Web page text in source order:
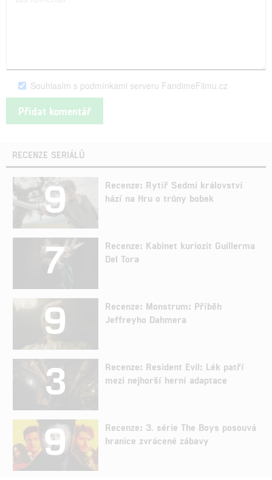
Souhlasím s podmínkami serveru FandimeFilmu.cz
RECENZE SERIÁLŮ
9
Recenze: Rytíř Sedmi království
hází na Hru o trůny bobek
7
Recenze: Kabinet kuriozit Guillerma
Del Tora
9
Recenze: Monstrum: Příběh
Jeffreyho Dahmera
3
Recenze: Resident Evil: Lék patří
mezi nejhorší herní adaptace
9
Recenze: 3. série The Boys posouvá
hranice zvrácené zábavy